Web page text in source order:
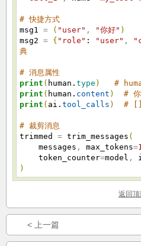
# 快捷方式
msg1 = ( "user" , "你好" )
msg2 = { "role" : "user" ,
典
# 消息属性
print ( human. type )
#
print ( human. content )
#
print ( ai. tool_calls ) # []
# 裁剪消息
trimmed = trim_messages (
messages , max_tokens=
token_counter=model ,
)
返回
< 上一篇